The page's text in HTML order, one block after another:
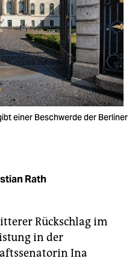
einer Beschwerde der Berliner
Rath
Rückschlag im
in der
Ina